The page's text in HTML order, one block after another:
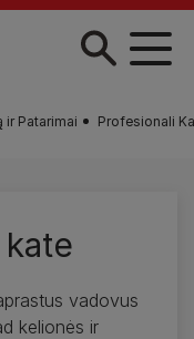
ir Patarimai Profesionali
vadovus
kelionės ir